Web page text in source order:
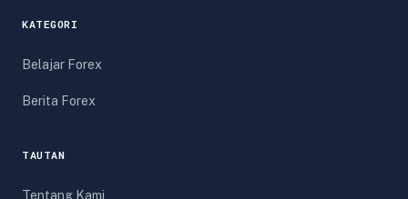
KATEGORI
Belajar Forex
Berita Forex
TAUTAN
Tentang Kami